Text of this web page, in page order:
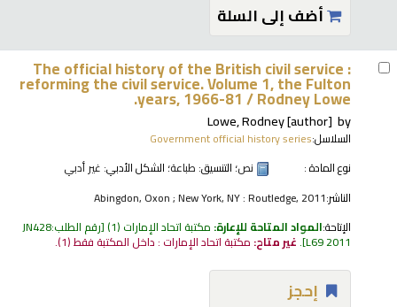
أضف إلى السلة
The official history of the British civil service :
reforming the civil service. Volume 1, the Fulton
years, 1966-81 /Rodney Lowe.
by
Lowe, Rodney[author]
السلاسل:Government official history series
نوع المادة :
نص؛ التنسيق: طباعة؛ الشكل الأدبي: غير أدبي
الناشر:Abingdon, Oxon ; New York, NY : Routledge, 2011
الإتاحة:المواد المتاحة للإعارة: مكتبة اتحاد الإمارات (1) رقم الطلب:JN428
L69 2011
.غير متاح: مكتبة اتحاد الإمارات : داخل المكتبة فقط(1).
إحجز